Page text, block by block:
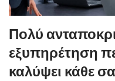
Πολύ
εξυπηρέτηση
καλύψει κάθε